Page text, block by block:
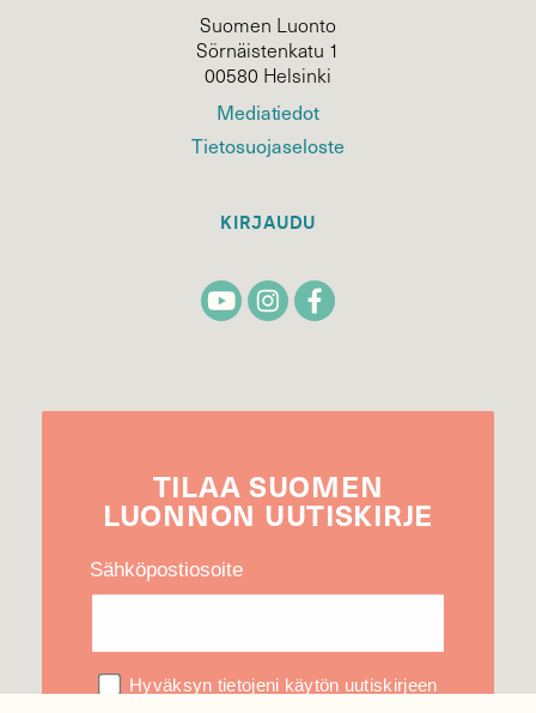
Suomen Luonto
Sörnäistenkatu 1
00580 Helsinki
Mediatiedot
Tietosuojaseloste
KIRJAUDU
TILAA SUOMEN
LUONNON UUTIS­KIRJE
Sähköpostiosoite
Hyväksyn tietojeni käytön uutiskirjeen